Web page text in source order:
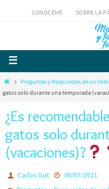
CONÓCEME SOBRE LA
Preguntas y Respuestas de un
gatos solo durante una temporada
¿Es
gatos solo
(vacaciones)?
Carlos Gut
06/07/2021